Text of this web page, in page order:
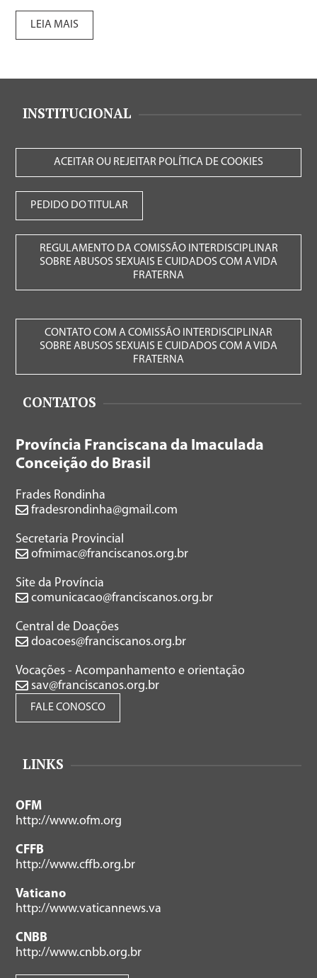
LEIA MAIS
INSTITUCIONAL
ACEITAR OU REJEITAR POLÍTICA DE COOKIES
PEDIDO DO TITULAR
REGULAMENTO DA COMISSÃO INTERDISCIPLINAR
SOBRE ABUSOS SEXUAIS E CUIDADOS COM A VIDA
FRATERNA
CONTATO COM A COMISSÃO INTERDISCIPLINAR
SOBRE ABUSOS SEXUAIS E CUIDADOS COM A VIDA
FRATERNA
CONTATOS
Província Franciscana da Imaculada
Conceição do Brasil
Frades Rondinha
fradesrondinha@gmail.com
Secretaria Provincial
ofmimac@franciscanos.org.br
Site da Província
comunicacao@franciscanos.org.br
Central de Doações
doacoes@franciscanos.org.br
Vocações - Acompanhamento e orientação
sav@franciscanos.org.br
FALE CONOSCO
LINKS
OFM
http://www.ofm.org
CFFB
http://www.cffb.org.br
Vaticano
http://www.vaticannews.va
CNBB
http://www.cnbb.org.br